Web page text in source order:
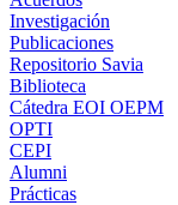
Investigación
Publicaciones
Repositorio Savia
Biblioteca
Cátedra EOI OEPM
OPTI
CEPI
Alumni
Prácticas